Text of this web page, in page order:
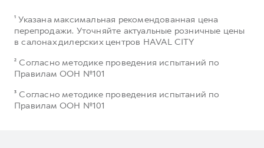
¹ Указана максимальная рекомендованная цена
перепродажи. Уточняйте актуальные розничные цены
в салонах дилерских центров HAVAL CITY
² Согласно методике проведения испытаний по
Правилам ООН №101
³ Согласно методике проведения испытаний по
Правилам ООН №101